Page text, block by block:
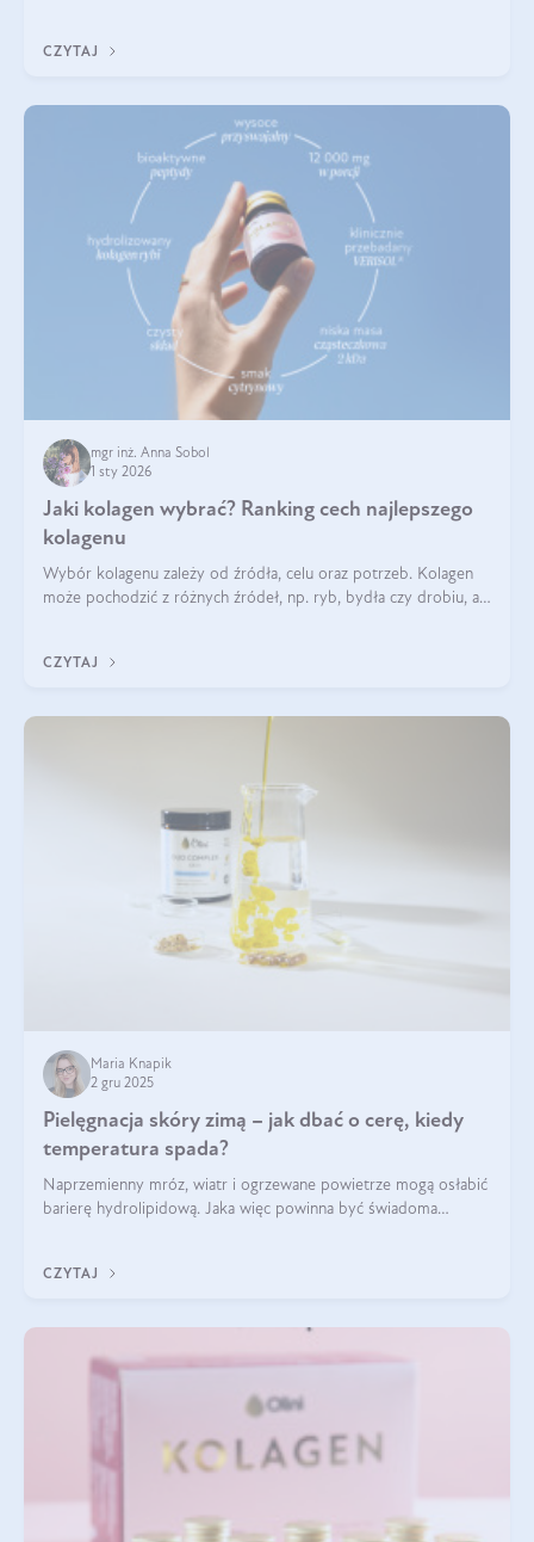
CZYTAJ
mgr inż. Anna Sobol
1 sty 2026
Jaki kolagen wybrać? Ranking cech najlepszego
kolagenu
Wybór kolagenu zależy od źródła, celu oraz potrzeb. Kolagen
może pochodzić z różnych źródeł, np. ryb, bydła czy drobiu, a
bydlęcy.
CZYTAJ
Maria Knapik
2 gru 2025
Pielęgnacja skóry zimą – jak dbać o cerę, kiedy
temperatura spada?
Naprzemienny mróz, wiatr i ogrzewane powietrze mogą osłabić
barierę hydrolipidową. Jaka więc powinna być świadoma
CZYTAJ